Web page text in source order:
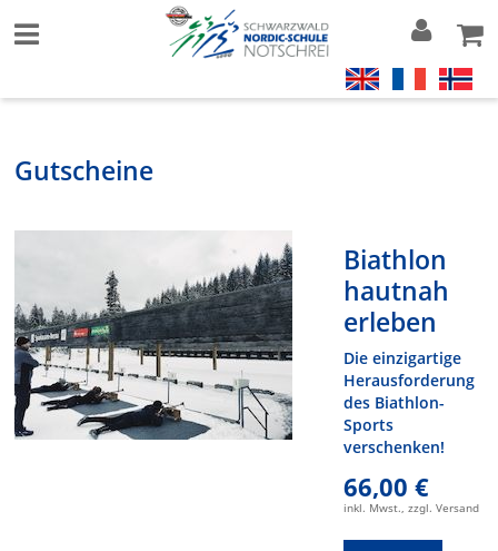
Gutscheine
Biathlon
hautnah
erleben
Die einzigartige
Herausforderung
des Biathlon-
Sports
verschenken!
66,00 €
inkl. Mwst., zzgl. Versand